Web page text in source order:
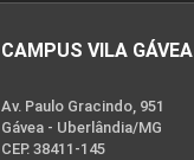
CAMPUS VILA GÁVEA
Av. Paulo Gracindo, 951
Gávea - Uberlândia/MG
CEP. 38411-145